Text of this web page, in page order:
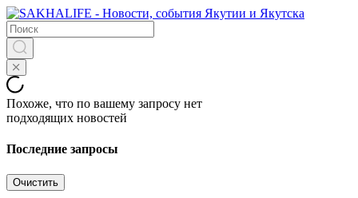
Похоже, что по вашему запросу нет
подходящих новостей
Последние запросы
Очистить